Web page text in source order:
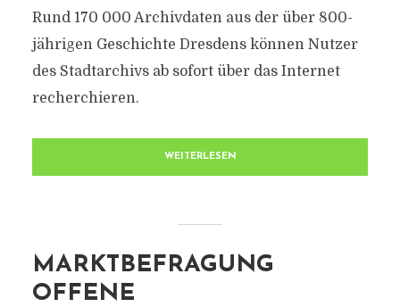
Rund 170 000 Archivdaten aus der über 800-
jährigen Geschichte Dresdens können Nutzer
des Stadtarchivs ab sofort über das Internet
recherchieren.
WEITERLESEN
MARKTBEFRAGUNG
OFFENE